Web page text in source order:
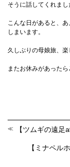
そうに話してくれまし
こんな日があると、
しまいます。
久しぶりの母娘旅、楽
またお休みがあったら
【ツムギの遠足
【ミナペル